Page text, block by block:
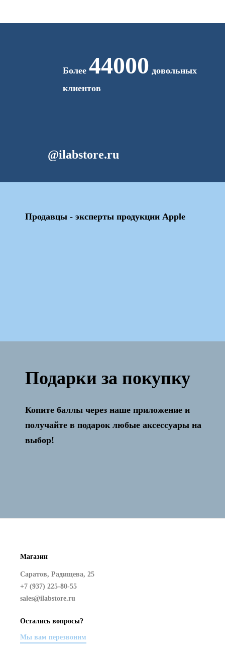
Более 44000 довольных
клиентов
@ilabstore.ru
Продавцы - эксперты продукции Apple
Активация и настройка бесплатно!
Подарки за покупку
Копите баллы через наше приложение и
получайте в подарок любые аксессуары на
выбор!
Магазин
Саратов, Радищева, 25
+7 (937) 225-80-55
sales@ilabstore.ru
Остались вопросы?
Мы вам перезвоним